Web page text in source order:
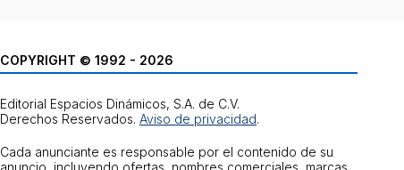
COPYRIGHT © 1992 - 2026
Editorial Espacios Dinámicos, S.A. de C.V.
Derechos Reservados. Aviso de privacidad.
Cada anunciante es responsable por el contenido de su
anuncio, incluyendo ofertas, nombres comerciales, marcas